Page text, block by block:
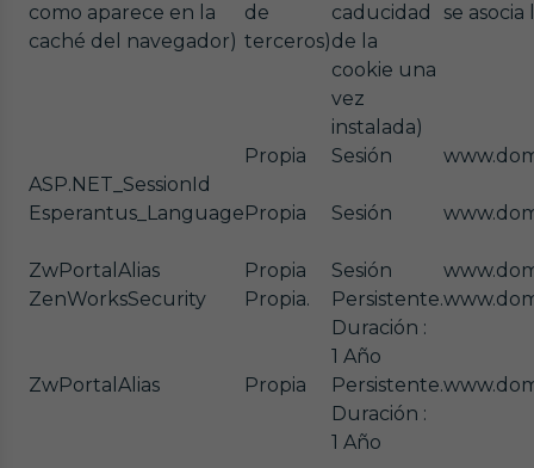
como aparece en la
caché del navegador)
de
terceros)
caducidad
de la
cookie una
vez
instalada)
se
ASP.NET_SessionId
Propia Sesión
Esperantus_LanguagePropia Sesión
ZwPortalAlias Propia Sesión
ZenWorksSecurity
Propia.
Persistente.
Duración :
1 Año
ZwPortalAlias Propia
Persistente.
Duración :
1 Año